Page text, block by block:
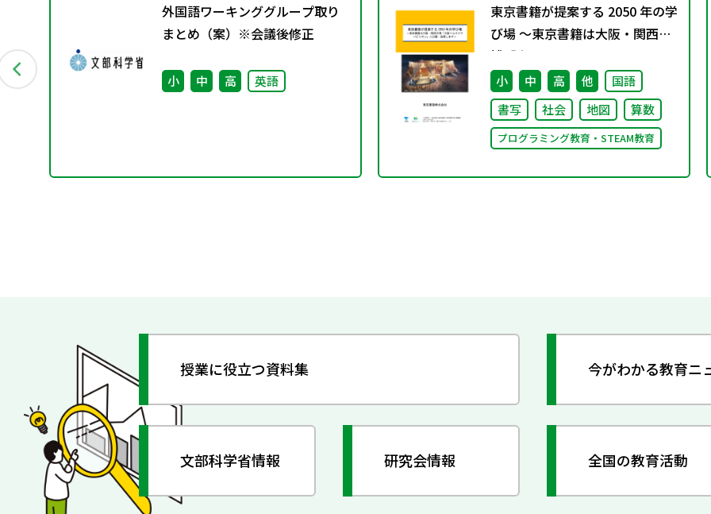
外国語ワーキンググループ取り
まとめ（案）※会議後修正
小 中 高 英語
東京書籍が提案する 2050 年の学
び場 ～東京書籍は大阪・関西万
博「大阪ヘルスケア パビリオ
ン」に出展・協賛します～
小 中 高 他
国語
書写
社会 地図 算数
プログラミング教育・STEAM教育
授業に役立つ資料集 今がわかる教育ニ
文部科学省情報 研究会情報 全国の教育活動